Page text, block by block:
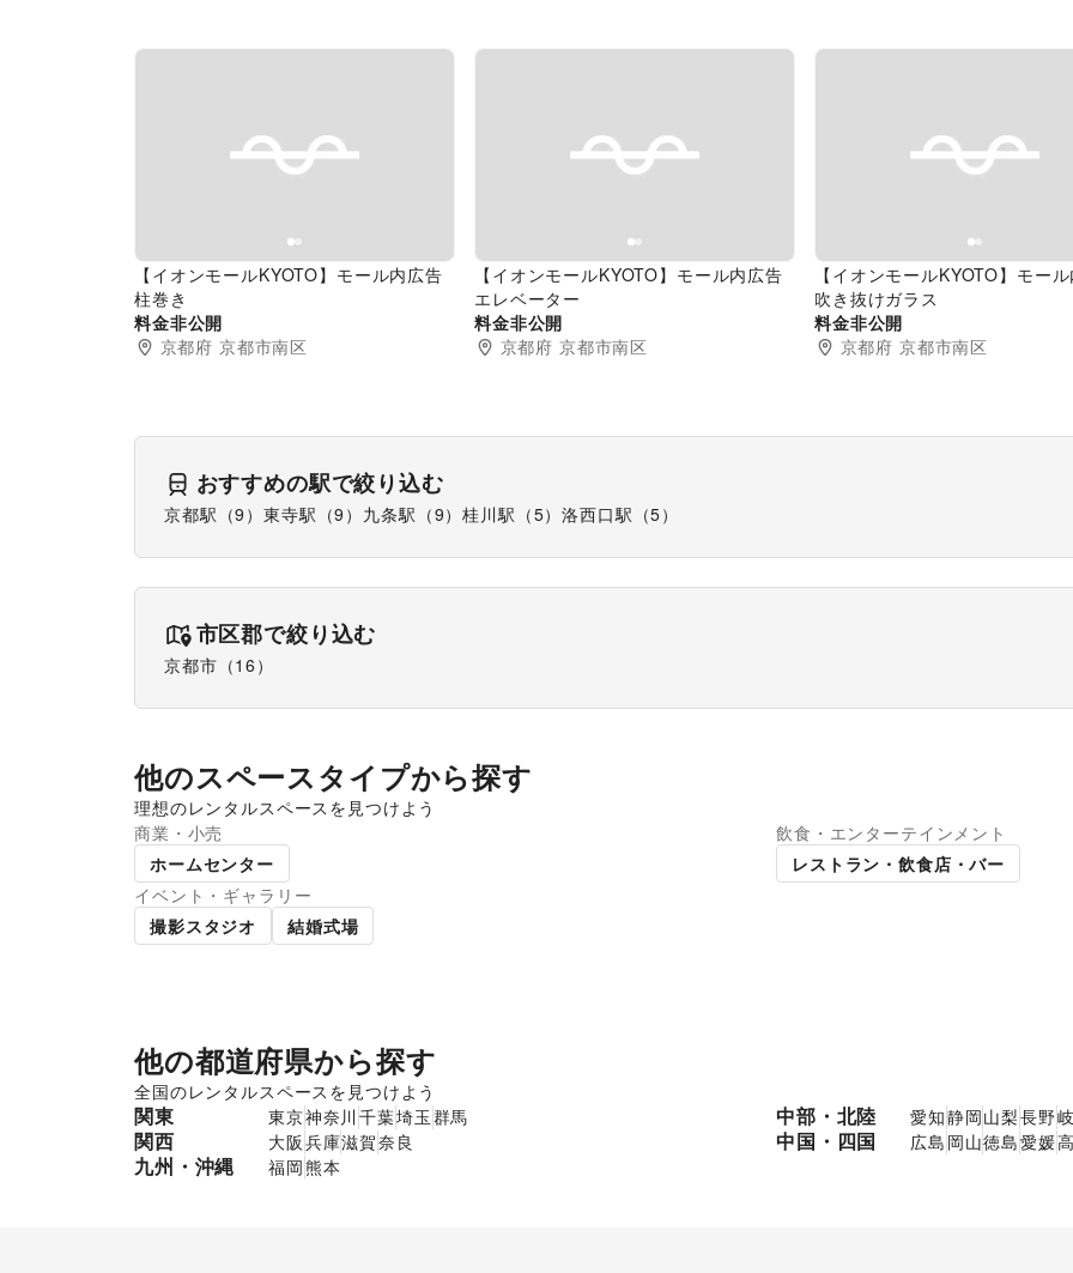
Previous slide
【イオンモールKYOTO】モール内広告
柱巻き
料金非公開
京都府 京都市南区
Previous slide
【イオンモールKYOTO】モール内広告
エレベーター
料金非公開
京都府 京都市南区
Previous slide
【イオンモールKYOTO】モー
吹き抜けガラス
料金非公開
京都府 京都市南区
おすすめの駅で絞り込む
京都駅 （9 ）東寺駅 （9 ） 九条駅 （9）桂川駅 （5）洛西口駅 （5）
市区郡で絞り込む
京都市 （16 ）
他のスペースタイプから探す
理想のレンタルスペースを見つけよう
ショッピングモール ギャラリー・貸し画廊
商業・小売
ホームセンター
飲食・エンターテインメント
レストラン・飲食店・バー
イベント・ギャラリー
撮影スタジオ
結婚式場
他の都道府県から探す
全国のレンタルスペースを見つけよう
関東 東京神奈川 千葉埼玉 群馬 中部・北陸 愛知静岡山梨長野
関西 大阪 兵庫滋賀奈良 中国・四国 広島 岡山徳島愛媛
九州・沖縄 福岡熊本